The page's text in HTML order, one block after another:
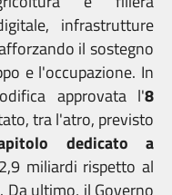
infrastrutture
il sostegno
e l'occupazione. In
approvata l'8
tra l'atro, previsto
dedicato a
miliardi rispetto al
Da ultimo, il Governo